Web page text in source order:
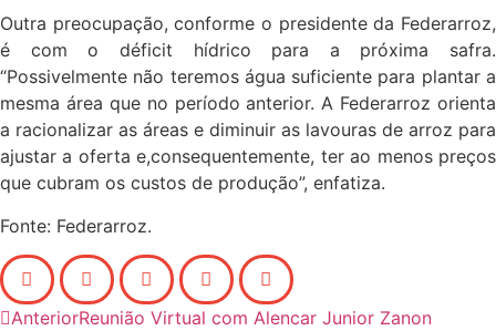
Outra preocupação, conforme o presidente da Federarroz,
é com o déficit hídrico para a próxima safra.
“Possivelmente não teremos água suficiente para plantar a
mesma área que no período anterior. A Federarroz orienta
a racionalizar as áreas e diminuir as lavouras de arroz para
ajustar a oferta e,consequentemente, ter ao menos preços
que cubram os custos de produção”, enfatiza.
Fonte: Federarroz.
AnteriorReunião Virtual com Alencar Junior Zanon